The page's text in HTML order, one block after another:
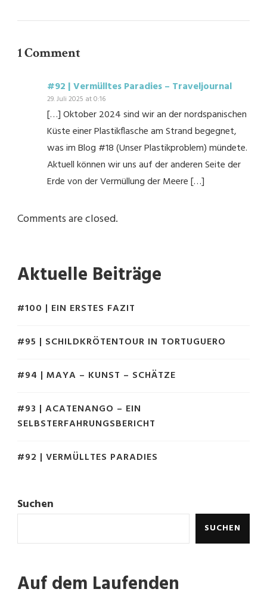
1 Comment
#92 | Vermülltes Paradies – Traveljournal
29. Juli 2025 at 0:16
[…] Oktober 2024 sind wir an der nordspanischen
Küste einer Plastikflasche am Strand begegnet,
was im Blog #18 (Unser Plastikproblem) mündete.
Aktuell können wir uns auf der anderen Seite der
Erde von der Vermüllung der Meere […]
Comments are closed.
Aktuelle Beiträge
#100 | EIN ERSTES FAZIT
#95 | SCHILDKRÖTENTOUR IN TORTUGUERO
#94 | MAYA – KUNST – SCHÄTZE
#93 | ACATENANGO – EIN
SELBSTERFAHRUNGSBERICHT
#92 | VERMÜLLTES PARADIES
Suchen
SUCHEN
Auf dem Laufenden